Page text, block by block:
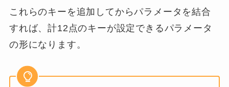
これらのキーを追加してからパラメータを結合
すれば、計12点のキーが設定できるパラメータ
の形になります。